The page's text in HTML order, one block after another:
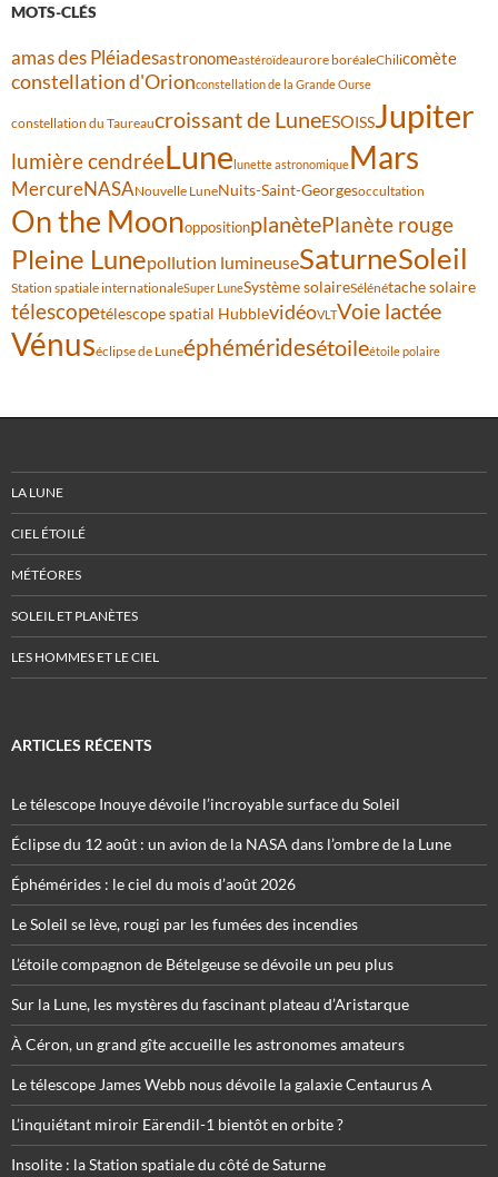
MOTS-CLÉS
amas des Pléiadesastronomeastéroïdeaurore boréaleChilicomète
constellation d'Orionconstellation de la Grande Ourse
constellation du Taureaucroissant de LuneESOISSJupiter
lumière cendréeLunelunette astronomiqueMars
MercureNASANouvelle LuneNuits-Saint-Georgesoccultation
On the MoonoppositionplanètePlanète rouge
Pleine Lunepollution lumineuseSaturneSoleil
Station spatiale internationaleSuper LuneSystème solaireSélénétache solaire
télescopetélescope spatial HubblevidéoVLTVoie lactée
Vénuséclipse de Luneéphéméridesétoileétoile polaire
LA LUNE
CIEL ÉTOILÉ
MÉTÉORES
SOLEIL ET PLANÈTES
LES HOMMES ET LE CIEL
ARTICLES RÉCENTS
Le télescope Inouye dévoile l’incroyable surface du Soleil
Éclipse du 12 août : un avion de la NASA dans l’ombre de la Lune
Éphémérides : le ciel du mois d’août 2026
Le Soleil se lève, rougi par les fumées des incendies
L’étoile compagnon de Bételgeuse se dévoile un peu plus
Sur la Lune, les mystères du fascinant plateau d’Aristarque
À Céron, un grand gîte accueille les astronomes amateurs
Le télescope James Webb nous dévoile la galaxie Centaurus A
L’inquiétant miroir Eärendil-1 bientôt en orbite ?
Insolite : la Station spatiale du côté de Saturne